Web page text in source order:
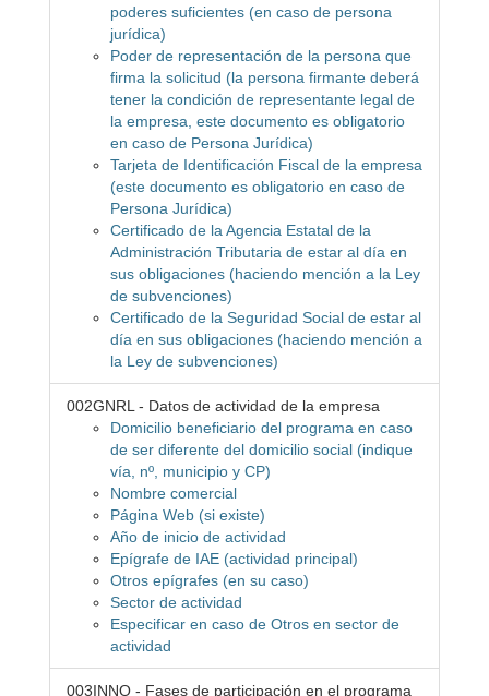
poderes suficientes (en caso de persona
jurídica)
Poder de representación de la persona que
firma la solicitud (la persona firmante deberá
tener la condición de representante legal de
la empresa, este documento es obligatorio
en caso de Persona Jurídica)
Tarjeta de Identificación Fiscal de la empresa
(este documento es obligatorio en caso de
Persona Jurídica)
Certificado de la Agencia Estatal de la
Administración Tributaria de estar al día en
sus obligaciones (haciendo mención a la Ley
de subvenciones)
Certificado de la Seguridad Social de estar al
día en sus obligaciones (haciendo mención a
la Ley de subvenciones)
002GNRL - Datos de actividad de la empresa
Domicilio beneficiario del programa en caso
de ser diferente del domicilio social (indique
vía, nº, municipio y CP)
Nombre comercial
Página Web (si existe)
Año de inicio de actividad
Epígrafe de IAE (actividad principal)
Otros epígrafes (en su caso)
Sector de actividad
Especificar en caso de Otros en sector de
actividad
003INNO - Fases de participación en el programa